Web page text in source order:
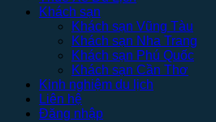
Khách sạn
Khách sạn Vũng Tàu
Khách sạn Nha Trang
Khách sạn Phú Quốc
Khách sạn Cần Thơ
Kinh nghiệm du lịch
Liên hệ
Đăng nhập